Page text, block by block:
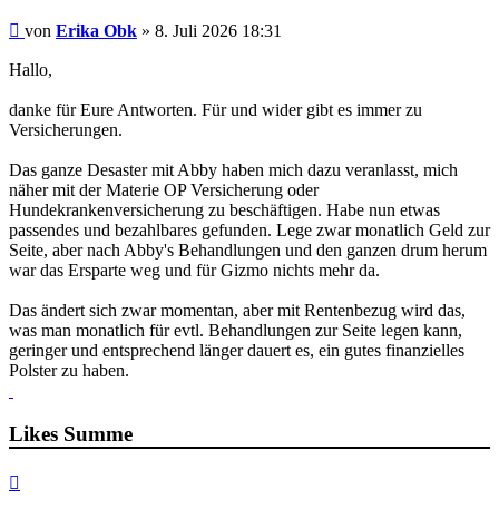
Beitrag
von Erika Obk » 8. Juli 2026 18:31
Hallo,
danke für Eure Antworten. Für und wider gibt es immer zu
Versicherungen.
Das ganze Desaster mit Abby haben mich dazu veranlasst, mich
näher mit der Materie OP Versicherung oder
Hundekrankenversicherung zu beschäftigen. Habe nun etwas
passendes und bezahlbares gefunden. Lege zwar monatlich Geld zur
Seite, aber nach Abby's Behandlungen und den ganzen drum herum
war das Ersparte weg und für Gizmo nichts mehr da.
Das ändert sich zwar momentan, aber mit Rentenbezug wird das,
was man monatlich für evtl. Behandlungen zur Seite legen kann,
geringer und entsprechend länger dauert es, ein gutes finanzielles
Polster zu haben.
Likes Summe